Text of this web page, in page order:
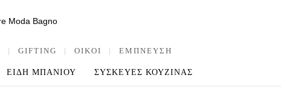
| GIFTING | OIKOI | ΕΜΠΝΕΥΣΗ
ΕΙΔΗ ΜΠΑΝΙΟΥ ΣΥΣΚΕΥΕΣ ΚΟΥΖΙΝΑΣ